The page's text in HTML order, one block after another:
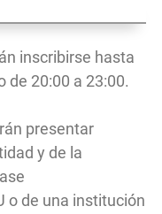
inscribirse hasta
de 20:00 a 23:00.
presentar
y de la
o de una institución